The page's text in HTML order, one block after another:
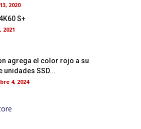
2020
S+
2021
agrega el color rojo a su
unidades SSD...
4, 2024